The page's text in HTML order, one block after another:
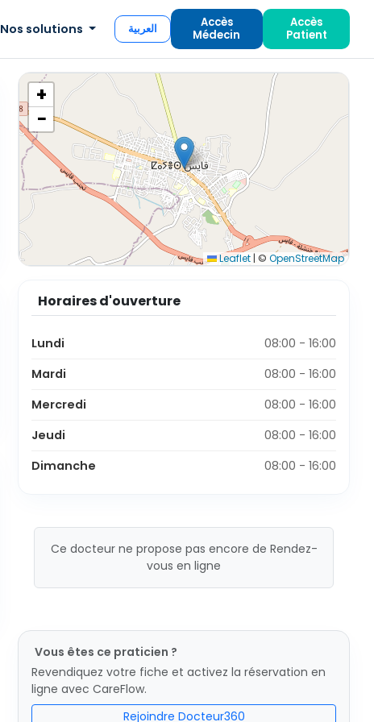
Nos solutions العربية
Accès
Médecin
Accès
Patient
+
−
Leaflet | © OpenStreetMap
Horaires d'ouverture
Lundi
08:00 - 16:00
Mardi
08:00 - 16:00
Mercredi
08:00 - 16:00
Jeudi
08:00 - 16:00
Dimanche
08:00 - 16:00
Ce docteur ne propose pas encore de Rendez-
vous en ligne
Vous êtes ce praticien ?
Revendiquez votre fiche et activez la réservation en
ligne avec CareFlow.
Rejoindre Docteur360